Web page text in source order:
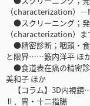
（characterization
●スクリーニング；
（characterization）
●精密診断；咽頭・
と限界……籔内洋平 ほ
●食道表在癌の精密
美和子 ほか
【コラム】3D内視
Ⅱ．胃・十二指腸